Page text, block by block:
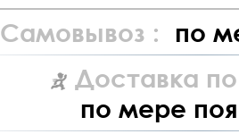
Самовывоз : по
Доставка
по мере